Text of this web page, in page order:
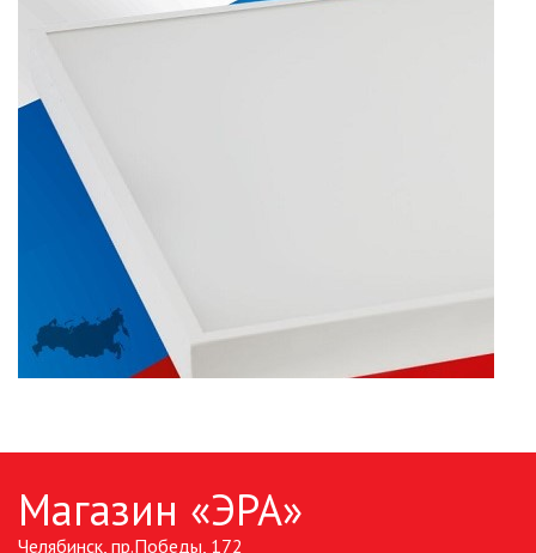
ДЕЛИТЕЛИ
СЕТЕВЫЕ ФИЛЬТРЫ, СИЛОВЫЕ
РАЗЪЕМЫ И УДЛИНИТЕЛИ,
СТАБИЛИЗАТОРЫ НАПРЯЖЕНИЯ
Магазин «ЭРА»
Челябинск, пр.Победы, 172